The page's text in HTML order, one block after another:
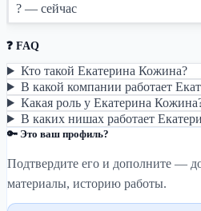
? — сейчас
❓ FAQ
Кто такой Екатерина Кожина?
В какой компании работает
Какая роль у Екатерина
В каких нишах работает
🔑 Это ваш профиль?
Подтвердите его и дополните —
материалы, историю работы.